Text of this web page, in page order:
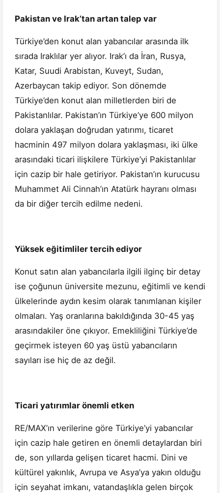
Pakistan ve Irak’tan artan talep var
Türkiye’den konut alan yabancılar arasında ilk
sırada Iraklılar yer alıyor. Irak’ı da İran, Rusya,
Katar, Suudi Arabistan, Kuveyt, Sudan,
Azerbaycan takip ediyor. Son dönemde
Türkiye’den konut alan milletlerden biri de
Pakistanlılar. Pakistan’ın Türkiye’ye 600 milyon
dolara yaklaşan doğrudan yatırımı, ticaret
hacminin 497 milyon dolara yaklaşması, iki ülke
arasındaki ticari ilişkilere Türkiye’yi Pakistanlılar
için cazip bir hale getiriyor. Pakistan’ın kurucusu
Muhammet Ali Cinnah’ın Atatürk hayranı olması
da bir diğer tercih edilme nedeni.
Yüksek eğitimliler tercih ediyor
Konut satın alan yabancılarla ilgili ilginç bir detay
ise çoğunun üniversite mezunu, eğitimli ve kendi
ülkelerinde aydın kesim olarak tanımlanan kişiler
olmaları. Yaş oranlarına bakıldığında 30-45 yaş
arasındakiler öne çıkıyor. Emekliliğini Türkiye’de
geçirmek isteyen 60 yaş üstü yabancıların
sayıları ise hiç de az değil.
Ticari yatırımlar önemli etken
RE/MAX’ın verilerine göre Türkiye’yi yabancılar
için cazip hale getiren en önemli detaylardan biri
de, son yıllarda gelişen ticaret hacmi. Dini ve
kültürel yakınlık, Avrupa ve Asya’ya yakın olduğu
için seyahat imkanı, vatandaşlıkla gelen birçok